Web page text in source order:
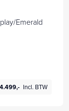
Emerald
Incl. BTW